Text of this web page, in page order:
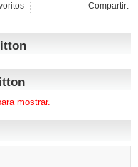
Compartir:
mostrar.